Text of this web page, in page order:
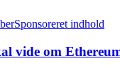
Sponsoreret indhold
vide om